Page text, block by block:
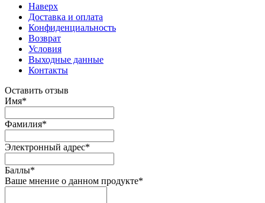
Наверх
Доставка и оплата
Конфиденциальность
Возврат
Условия
Выходные данные
Контакты
Оставить отзыв
Имя*
Фамилия*
Электронный адрес*
Баллы*
Ваше мнение о данном продукте*